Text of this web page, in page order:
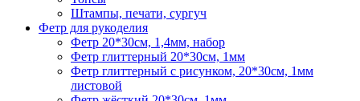
Штампы, печати, сургуч
Фетр для рукоделия
Фетр 20*30см, 1,4мм, набор
Фетр глиттерный 20*30см, 1мм
Фетр глиттерный с рисунком, 20*30см, 1мм
листовой